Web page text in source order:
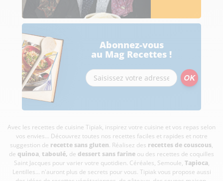
Abonnez-vous
au Mag Recettes !
Avec les recettes de cuisine Tipiak, inspirez votre cuisine et vos repas selon
vos envies... Découvrez toutes nos recettes faciles et rapides et notre
suggestion de recette sans gluten. Réalisez des recettes de couscous,
de quinoa, taboulé, de dessert sans farine ou des recettes de coquilles
Saint Jacques pour varier votre quotidien. Céréales, Semoule, Tapioca,
Lentilles... n'auront plus de secrets pour vous. Tipiak vous propose aussi